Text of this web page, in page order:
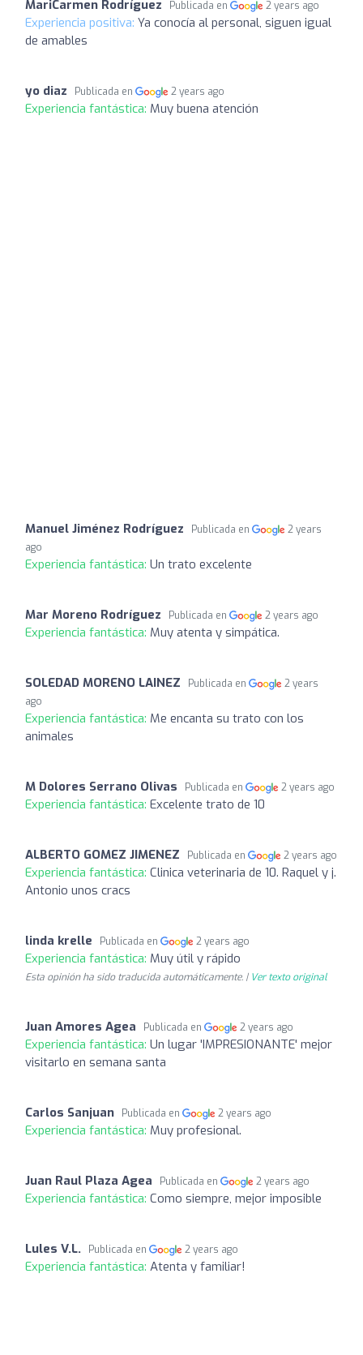
MariCarmen Rodríguez Publicada en 2 years ago
Experiencia positiva: Ya conocía al personal, siguen igual
de amables
yo diaz Publicada en 2 years ago
Experiencia fantástica: Muy buena atención
Manuel Jiménez Rodríguez Publicada en
2 years
ago
Experiencia fantástica: Un trato excelente
Mar Moreno Rodríguez Publicada en 2 years ago
Experiencia fantástica: Muy atenta y simpática.
SOLEDAD MORENO LAINEZ Publicada en
2 years
ago
Experiencia fantástica: Me encanta su trato con los
animales
M Dolores Serrano Olivas Publicada en 2 years ago
Experiencia fantástica: Excelente trato de 10
ALBERTO GOMEZ JIMENEZ Publicada en 2 years ago
Experiencia fantástica: Clinica veterinaria de 10. Raquel y j.
Antonio unos cracs
linda krelle Publicada en 2 years ago
Experiencia fantástica: Muy útil y rápido
Esta opinión ha sido traducida automáticamente. | Ver texto original
Juan Amores Agea Publicada en 2 years ago
Experiencia fantástica: Un lugar 'IMPRESIONANTE' mejor
visitarlo en semana santa
Carlos Sanjuan Publicada en 2 years ago
Experiencia fantástica: Muy profesional.
Juan Raul Plaza Agea Publicada en 2 years ago
Experiencia fantástica: Como siempre, mejor imposible
Lules V.L. Publicada en 2 years ago
Experiencia fantástica: Atenta y familiar!